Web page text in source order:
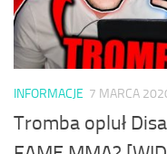
INFORMACJE 7 MARCA
Tromba opluł